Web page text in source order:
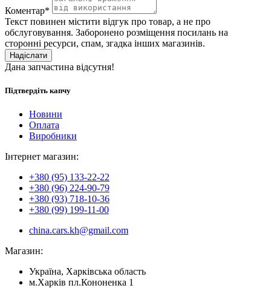
Коментар*
Текст повинен містити відгук про товар, а не про
обслуговування. Заборонено розміщення посилань на
сторонні ресурси, спам, згадка інших магазинів.
Надіслати
Дана запчастина відсутня!
Підтвердіть капчу
Новини
Оплата
Виробники
Інтернет магазин:
+380 (95) 133-22-22
+380 (96) 224-90-79
+380 (93) 718-10-36
+380 (99) 199-11-00
china.cars.kh@gmail.com
Магазин:
Україна, Харківська область
м.Харків пл.Кононенка 1